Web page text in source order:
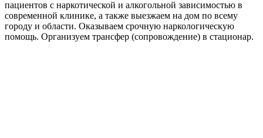
пациентов с наркотической и алкогольной зависимостью в
современной клинике, а также выезжаем на дом по всему
городу и области. Оказываем срочную наркологическую
помощь. Организуем трансфер (сопровождение) в стационар.